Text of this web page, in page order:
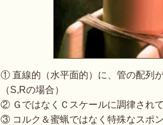
① 直線的（水平面的）に、管の配列
（S,Rの場合）
② ＧではなくＣスケールに調律され
③ コルク＆蜜蝋ではなく特殊なスポ